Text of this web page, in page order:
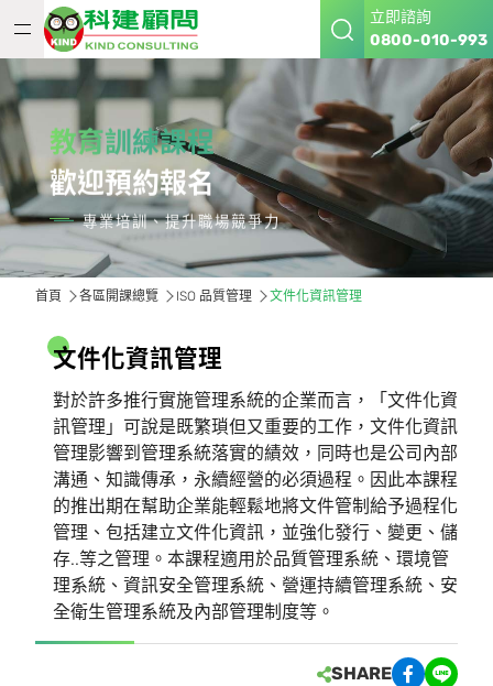
立即諮詢
0800-010-993
教育訓練課程
歡迎預約報名
專業培訓、提升職場競爭力
首頁 各區開課總覽 ISO 品質管理 文件化資訊管理
文件化資訊管理
對於許多推行實施管理系統的企業而言，「文件化資
訊管理」可說是既繁瑣但又重要的工作，文件化資訊
管理影響到管理系統落實的績效，同時也是公司內部
溝通、知識傳承，永續經營的必須過程。因此本課程
的推出期在幫助企業能輕鬆地將文件管制給予過程化
管理、包括建立文件化資訊，並強化發行、變更、儲
存..等之管理。本課程適用於品質管理系統、環境管
理系統、資訊安全管理系統、營運持續管理系統、安
全衛生管理系統及內部管理制度等。
SHARE